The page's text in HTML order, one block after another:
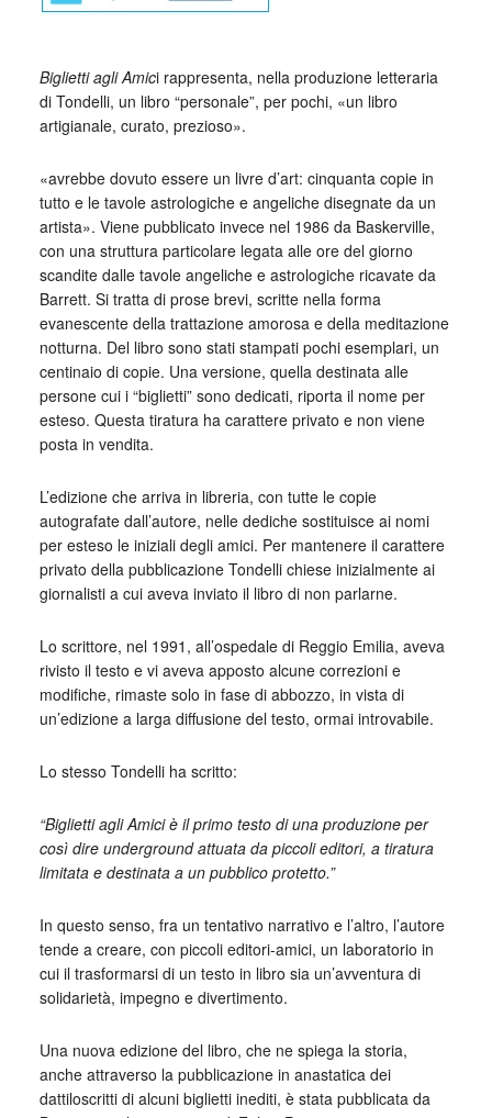
Biglietti agli Amici rappresenta, nella produzione letteraria
di Tondelli, un libro “personale”, per pochi, «un libro
artigianale, curato, prezioso».
«avrebbe dovuto essere un livre d’art: cinquanta copie in
tutto e le tavole astrologiche e angeliche disegnate da un
artista». Viene pubblicato invece nel 1986 da Baskerville,
con una struttura particolare legata alle ore del giorno
scandite dalle tavole angeliche e astrologiche ricavate da
Barrett. Si tratta di prose brevi, scritte nella forma
evanescente della trattazione amorosa e della meditazione
notturna. Del libro sono stati stampati pochi esemplari, un
centinaio di copie. Una versione, quella destinata alle
persone cui i “biglietti” sono dedicati, riporta il nome per
esteso. Questa tiratura ha carattere privato e non viene
posta in vendita.
L’edizione che arriva in libreria, con tutte le copie
autografate dall’autore, nelle dediche sostituisce ai nomi
per esteso le iniziali degli amici. Per mantenere il carattere
privato della pubblicazione Tondelli chiese inizialmente ai
giornalisti a cui aveva inviato il libro di non parlarne.
Lo scrittore, nel 1991, all’ospedale di Reggio Emilia, aveva
rivisto il testo e vi aveva apposto alcune correzioni e
modifiche, rimaste solo in fase di abbozzo, in vista di
un’edizione a larga diffusione del testo, ormai introvabile.
Lo stesso Tondelli ha scritto:
“Biglietti agli Amici è il primo testo di una produzione per
così dire underground attuata da piccoli editori, a tiratura
limitata e destinata a un pubblico protetto.”
In questo senso, fra un tentativo narrativo e l’altro, l’autore
tende a creare, con piccoli editori-amici, un laboratorio in
cui il trasformarsi di un testo in libro sia un’avventura di
solidarietà, impegno e divertimento.
Una nuova edizione del libro, che ne spiega la storia,
anche attraverso la pubblicazione in anastatica dei
dattiloscritti di alcuni biglietti inediti, è stata pubblicata da